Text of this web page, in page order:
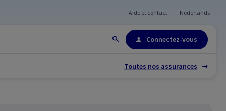
Plan du site
Aide et contact Nederlands
Connectez-vous
Toutes nos assurances